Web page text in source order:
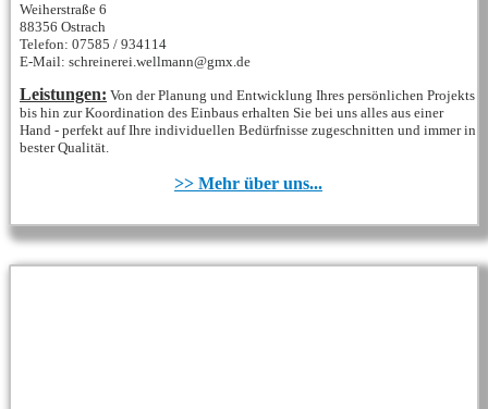
Weiherstraße 6
88356 Ostrach
Telefon: 07585 / 934114
E-Mail: schreinerei.wellmann@gmx.de
Leistungen: Von der Planung und Entwicklung Ihres persönlichen Projekts
bis hin zur Koordination des Einbaus erhalten Sie bei uns alles aus einer
Hand - perfekt auf Ihre individuellen Bedürfnisse zugeschnitten und immer in
bester Qualität.
>> Mehr über uns...